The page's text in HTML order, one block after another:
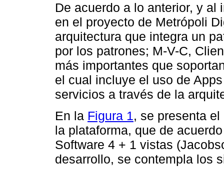
De acuerdo a lo anterior, y
en el proyecto de Metrópoli
arquitectura que integra un
por los patrones; M-V-C,
más importantes que
el cual incluye el uso de
servicios a través de la
En la Figura 1, se presenta
la plataforma, que de
Software 4 + 1 vistas
desarrollo, se contempla los